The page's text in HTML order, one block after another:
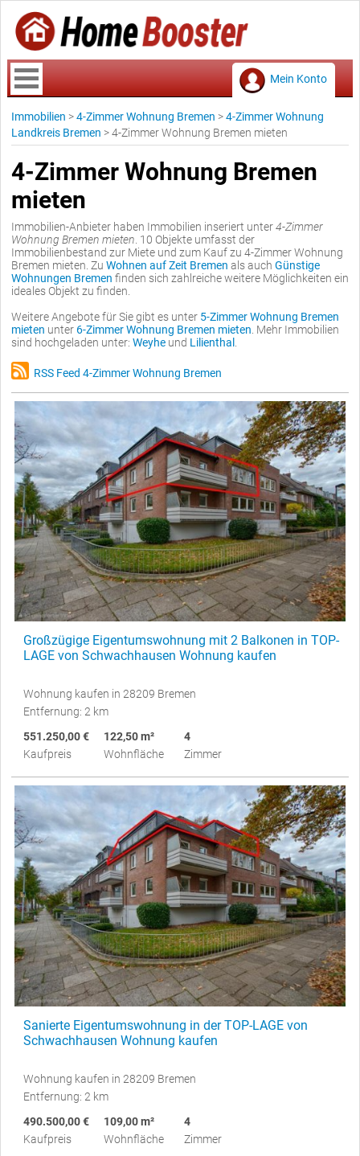
Mein Konto
Immobilien >4-Zimmer Wohnung Bremen >4-Zimmer Wohnung
Landkreis Bremen >4-Zimmer Wohnung Bremen mieten
4-Zimmer Wohnung Bremen
mieten
Immobilien-Anbieter haben Immobilien inseriert unter4-Zimmer
Wohnung Bremen mieten . 10 Objekte umfasst der
Immobilienbestand zur Miete und zum Kauf zu 4-Zimmer Wohnung
Bremen mieten. Zu Wohnen auf Zeit Bremen als auch Günstige
Wohnungen Bremen finden sich zahlreiche weitere Möglichkeiten ein
ideales Objekt zu finden.
Weitere Angebote für Sie gibt es unter 5-Zimmer Wohnung Bremen
mieten unter 6-Zimmer Wohnung Bremen mieten . Mehr Immobilien
sind hochgeladen unter: Weyhe und Lilienthal
RSS Feed 4-Zimmer Wohnung Bremen
Großzügige Eigentumswohnung mit 2 Balkonen in TOP-
LAGE von Schwachhausen Wohnung kaufen
Wohnung kaufen in 28209 Bremen
Entfernung: 2 km
551.250,00 €
Kaufpreis
122,50 m²
Wohnfläche
4
Zimmer
Sanierte Eigentumswohnung in der TOP-LAGE von
Schwachhausen Wohnung kaufen
Wohnung kaufen in 28209 Bremen
Entfernung: 2 km
490.500,00 €
Kaufpreis
109,00 m²
Wohnfläche
4
Zimmer